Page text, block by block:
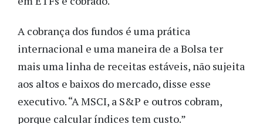
A cobrança dos fundos é uma prática
internacional e uma maneira de a Bolsa ter
mais uma linha de receitas estáveis, não sujeita
aos altos e baixos do mercado, disse esse
executivo. “A MSCI, a S&P e outros cobram,
porque calcular índices tem custo.”